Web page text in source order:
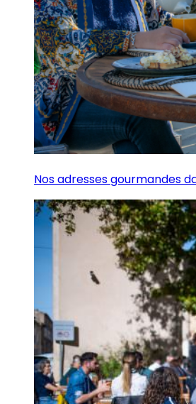
Nos adresses gourmandes